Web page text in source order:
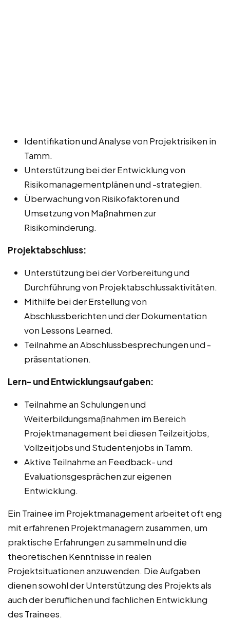
Identifikation und Analyse von Projektrisiken in
Tamm.
Unterstützung bei der Entwicklung von
Risikomanagementplänen und -strategien.
Überwachung von Risikofaktoren und
Umsetzung von Maßnahmen zur
Risikominderung.
Projektabschluss:
Unterstützung bei der Vorbereitung und
Durchführung von Projektabschlussaktivitäten.
Mithilfe bei der Erstellung von
Abschlussberichten und der Dokumentation
von Lessons Learned.
Teilnahme an Abschlussbesprechungen und -
präsentationen.
Lern- und Entwicklungsaufgaben:
Teilnahme an Schulungen und
Weiterbildungsmaßnahmen im Bereich
Projektmanagement bei diesen Teilzeitjobs,
Vollzeitjobs und Studentenjobs in Tamm.
Aktive Teilnahme an Feedback- und
Evaluationsgesprächen zur eigenen
Entwicklung.
Ein Trainee im Projektmanagement arbeitet oft eng
mit erfahrenen Projektmanagern zusammen, um
praktische Erfahrungen zu sammeln und die
theoretischen Kenntnisse in realen
Projektsituationen anzuwenden. Die Aufgaben
dienen sowohl der Unterstützung des Projekts als
auch der beruflichen und fachlichen Entwicklung
des Trainees.